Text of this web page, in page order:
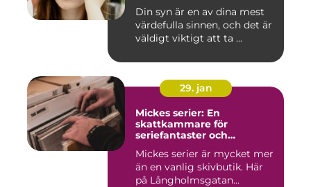
Din syn är en av dina mest
värdefulla sinnen, och det är
väldigt viktigt att ta ...
29. jan
Mickes serier: En
skattkammare för
seriefantaster och
Mickes serier är mycket mer
än en vanlig skivbutik. Här
på Långholmsgatan...